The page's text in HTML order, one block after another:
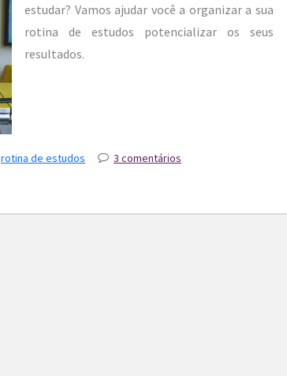
estudar? Vamos ajudar você a organizar a sua
rotina de estudos potencializar os seus
resultados.
rotina de estudos 3 comentários